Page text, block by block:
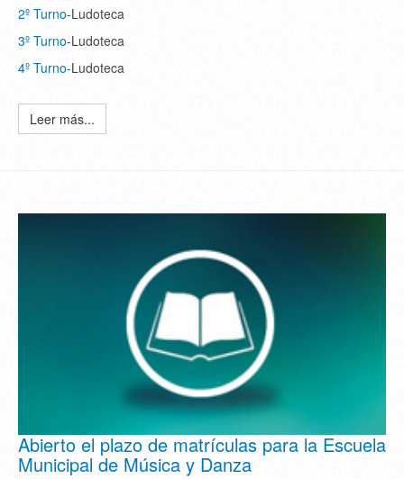
2º Turno-Ludoteca
3º Turno-Ludoteca
4º Turno-Ludoteca
Leer más...
Abierto el plazo de matrículas para la Escuela
Municipal de Música y Danza